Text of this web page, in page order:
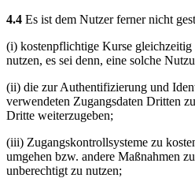
4.4 Es ist dem Nutzer ferner nicht
(i) kostenpflichtige Kurse gleichzeitig
nutzen, es sei denn, eine solche
(ii) die zur Authentifizierung und
verwendeten Zugangsdaten Dritten
Dritte weiterzugeben;
(iii) Zugangskontrollsysteme zu
umgehen bzw. andere Maßnahmen
unberechtigt zu nutzen;